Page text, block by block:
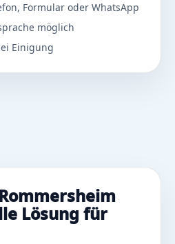
Formular oder WhatsApp
möglich
Einigung
Lösung für